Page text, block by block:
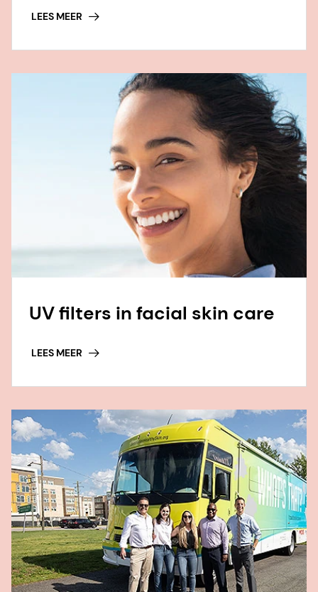
LEES MEER
UV filters in facial skin care
LEES MEER